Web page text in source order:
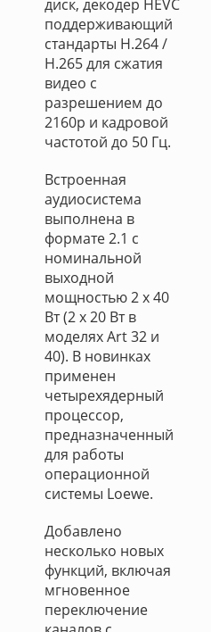
диск, декодер HEVC
поддерживающий
стандарты H.264 /
H.265 для сжатия
видео с
разрешением до
2160p и кадровой
частотой до 50 Гц.
Встроенная
аудиосистема
выполнена в
формате 2.1 с
номинальной
выходной
мощностью 2 х 40
Вт (2 х 20 Вт в
моделях Art 32 и
40). В новинках
применен
четырехядерный
процессор,
предназначенный
для работы
операционной
системы Loewe.
Добавлено
несколько новых
функций, включая
мгновенное
переключение